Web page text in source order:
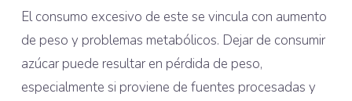
El consumo excesivo de este se vincula con aumento
de peso y problemas metabólicos. Dejar de consumir
azúcar puede resultar en pérdida de peso,
especialmente si proviene de fuentes procesadas y